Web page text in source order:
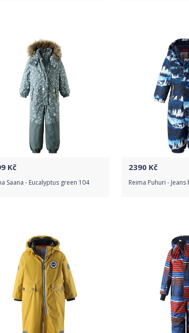
Detail produktu Detail
Kč
Saana - Eucalyptus green 104
Detail produktu
2390Kč
Reima Puhuri - Jeans
Detail